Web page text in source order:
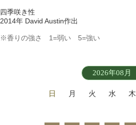
四季咲き性
2014年 David Austin作出
※香りの強さ 1=弱い 5=強い
2026年08月
日 月 火 水 木